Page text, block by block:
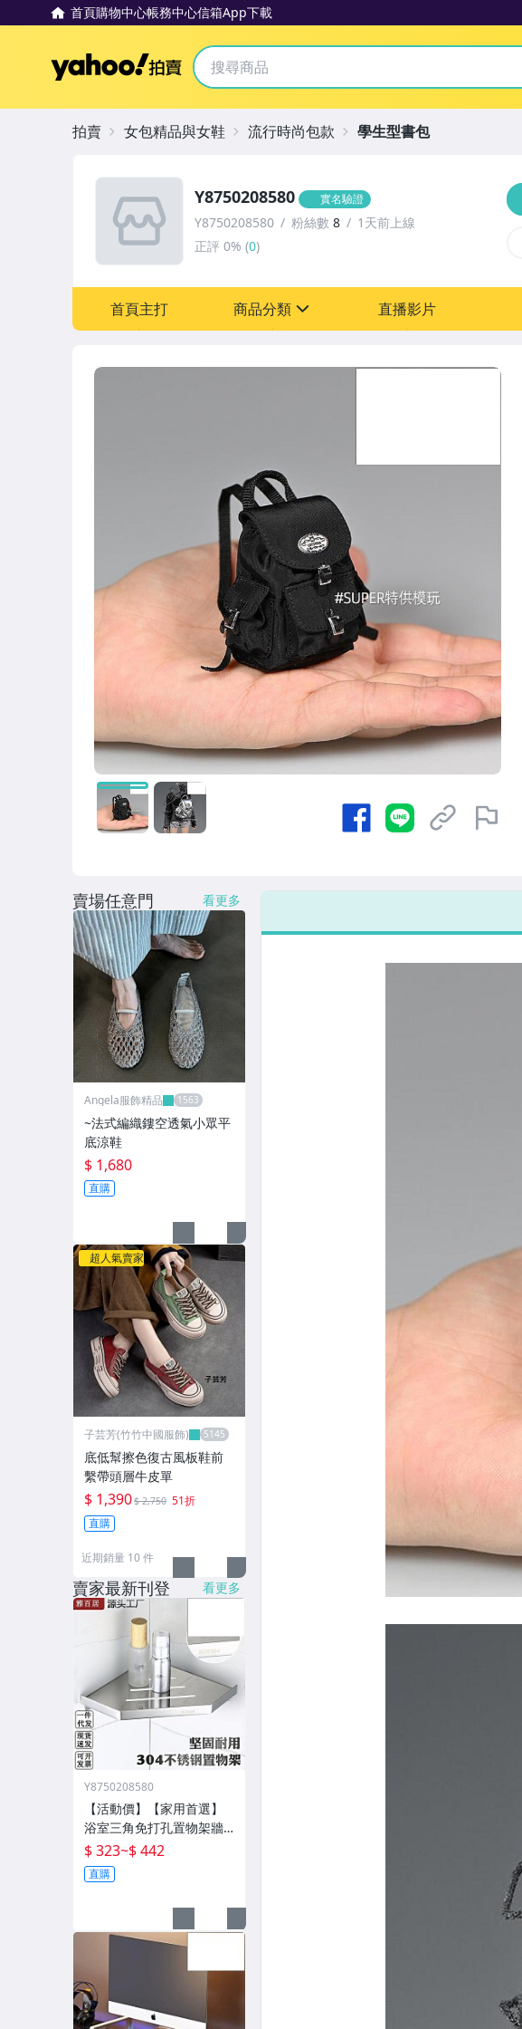
首頁購物中心帳務中心信箱App下載
Yahoo拍賣
Y8750208580 實名驗證
Y8750208580 粉絲數 8
1天前上線
正評 0% (0)
首頁主打 商品分類
手機、配件與通訊
電腦、平板與周邊
相機、攝影與周邊
運動、戶外與休閒
嬰幼兒與孕婦
汽機車精品百貨
居家、家具與園藝
玩具、模型與公仔
男性精品與服飾
偶像、球員卡與郵幣
手錶與飾品配件
女包精品與女鞋
家電與影音視聽
直播影片
拍賣 女包精品與女鞋 流行時尚包款 學生型書包
賣場任意門 看更多
Angela服飾精品
~法式編織鏤空透氣小眾平
底涼鞋
$ 1,680
直購
超人氣賣家
子芸芳(竹竹中國服飾)
底低幫擦色復古風板鞋前
繫帶頭層牛皮單
$ 1,390$ 2,750 51折
直購
近期銷量 10 件
賣家最新刊登 看更多
Y8750208580
【活動價】【家用首選】
浴室三角免打孔置物架牆
壁架子壁掛分層置物架衛
生間轉角架三角籃
$ 323~$ 442
直購